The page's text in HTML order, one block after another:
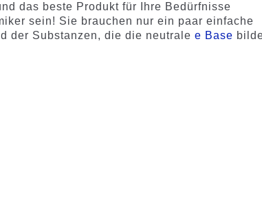
das beste Produkt für Ihre Bedürfnisse
sein! Sie brauchen nur ein paar einfache
der Substanzen, die die neutralee Base